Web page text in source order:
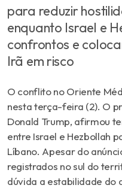
para reduzir
enquanto Israel e
confrontos e
Irã em risco
O conflito no Oriente
nesta terça-feira (2). O
Donald Trump, afirmou
entre Israel e Hezbollah
Líbano. Apesar do
registrados no sul do
dúvida a estabilidade do